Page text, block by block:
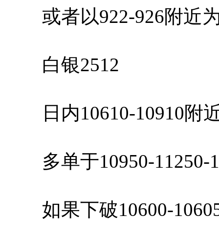
或者以922-926附近
白银2512
日内10610-10910附
多单于10950-11250-
如果下破10600-